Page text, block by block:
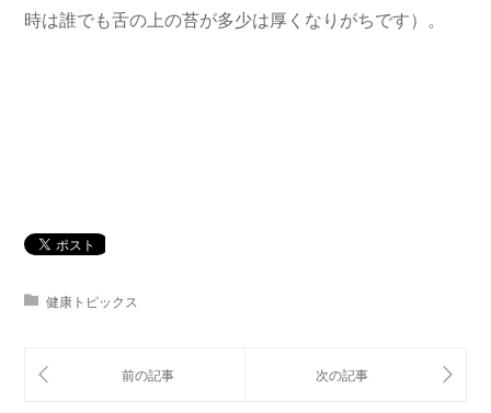
時は誰でも舌の上の苔が多少は厚くなりがちです）。
健康トピックス